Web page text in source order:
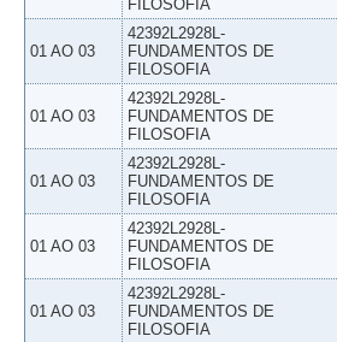
FILOSOFIA
01 AO 03
42392L2928L-
FUNDAMENTOS DE
FILOSOFIA
01 AO 03
42392L2928L-
FUNDAMENTOS DE
FILOSOFIA
01 AO 03
42392L2928L-
FUNDAMENTOS DE
FILOSOFIA
01 AO 03
42392L2928L-
FUNDAMENTOS DE
FILOSOFIA
01 AO 03
42392L2928L-
FUNDAMENTOS DE
FILOSOFIA